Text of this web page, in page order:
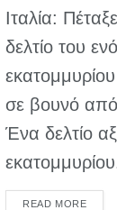
Ιταλία:
δελτίο του
σε βουνό από
Ένα δελτίο
READ MORE